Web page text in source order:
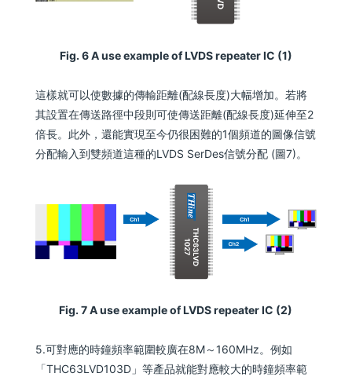
Fig. 6 A use example of LVDS repeater IC (1)
這樣就可以使數據的傳輸距離(配線長度)大幅增加。若將
其設置在傳送路徑中段則可使傳送距離(配線長度)延伸至2
倍長。此外，還能實現至今仍很困難的1個頻道的圖像信號
分配輸入到雙頻道這種的LVDS SerDes信號分配 (圖7)。
Fig. 7 A use example of LVDS repeater IC (2)
5.可對應的時鐘頻率範圍較廣在8M～160MHz。例如
「THC63LVD103D」等產品就能對應較大的時鐘頻率範